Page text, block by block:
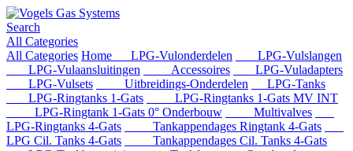
Search
All Categories
All Categories Home LPG-Vulonderdelen
LPG-Vulslangen
LPG-Vulaansluitingen
Accessoires
LPG-Vuladapters
LPG-Vulsets
Uitbreidings-Onderdelen
LPG-Tanks
LPG-Ringtanks 1-Gats
LPG-Ringtanks 1-Gats MV INT
LPG-Ringtank 1-Gats 0° Onderbouw
Multivalves
LPG-Ringtanks 4-Gats
Tankappendages Ringtank 4-Gats
LPG Cil. Tanks 4-Gats
Tankappendages Cil. Tanks 4-Gats